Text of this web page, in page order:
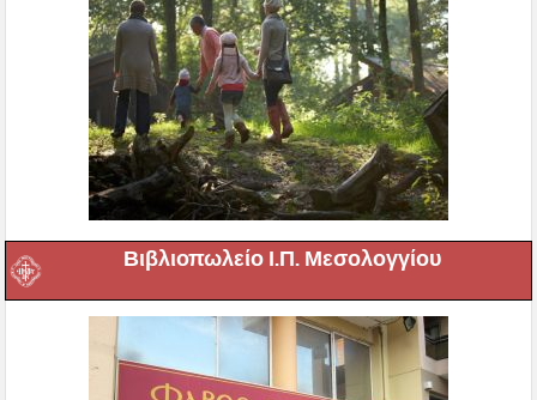
Βιβλιοπωλείο Ι.Π. Μεσολογγίου